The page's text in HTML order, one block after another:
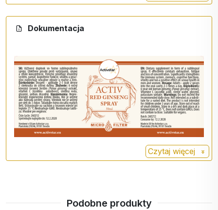
Dokumentacja
Czytaj więcej
Podobne produkty